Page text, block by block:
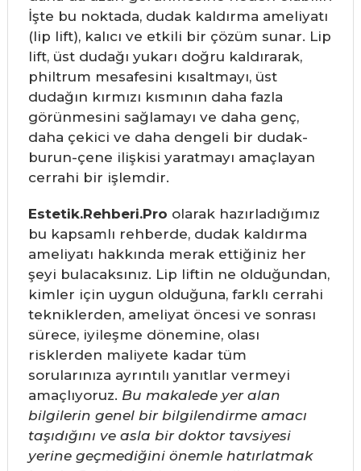
İşte bu noktada, dudak kaldırma ameliyatı
(lip lift), kalıcı ve etkili bir çözüm sunar. Lip
lift, üst dudağı yukarı doğru kaldırarak,
philtrum mesafesini kısaltmayı, üst
dudağın kırmızı kısmının daha fazla
görünmesini sağlamayı ve daha genç,
daha çekici ve daha dengeli bir dudak-
burun-çene ilişkisi yaratmayı amaçlayan
cerrahi bir işlemdir.
Estetik.Rehberi.Pro olarak hazırladığımız
bu kapsamlı rehberde, dudak kaldırma
ameliyatı hakkında merak ettiğiniz her
şeyi bulacaksınız. Lip liftin ne olduğundan,
kimler için uygun olduğuna, farklı cerrahi
tekniklerden, ameliyat öncesi ve sonrası
sürece, iyileşme dönemine, olası
risklerden maliyete kadar tüm
sorularınıza ayrıntılı yanıtlar vermeyi
amaçlıyoruz. Bu makalede yer alan
bilgilerin genel bir bilgilendirme amacı
taşıdığını ve asla bir doktor tavsiyesi
yerine geçmediğini önemle hatırlatmak